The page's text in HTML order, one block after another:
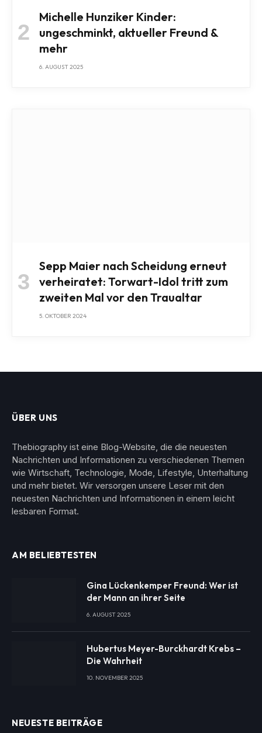
Michelle Hunziker Kinder:
ungeschminkt, aktueller Freund &
mehr
6. AUGUST 2025
Sepp Maier nach Scheidung erneut
verheiratet: Torwart-Idol tritt zum
zweiten Mal vor den Traualtar
5. OKTOBER 2024
ÜBER UNS
Thebiography ist eine Blog-Website, die die neuesten
Nachrichten und Informationen zu verschiedenen Themen
wie Wirtschaft, Technologie, Mode, Lifestyle, Unterhaltung
und mehr bietet. Wir versorgen unsere Leser mit den
neuesten Nachrichten und Informationen in einem leicht
lesbaren Format.
AM BELIEBTESTEN
Gina Lückenkemper Freund: Wer ist
der Mann an ihrer Seite
6. AUGUST 2025
Hubertus Meyer-Burckhardt Krebs –
Die Wahrheit
10. NOVEMBER 2025
NEUESTE BEITRÄGE